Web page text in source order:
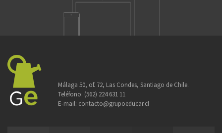
Málaga 50, of. 72, Las Condes, Santiago de Chile.
Teléfono: (562) 224 631 11
E-mail: contacto@grupoeducar.cl